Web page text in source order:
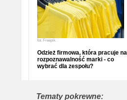
fot. Freepik
Odzież firmowa, która pracuje na
rozpoznawalność marki - co
wybrać dla zespołu?
Tematy pokrewne: